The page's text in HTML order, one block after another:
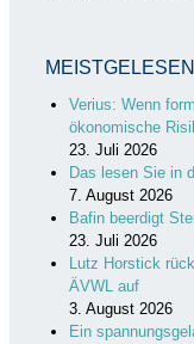
Verius: Wenn
ökonomische
23. Juli 2026
Das lesen Sie in
7. August 2026
Bafin beerdigt
23. Juli 2026
Lutz Horstick
ÄVWL auf
3. August 2026
Ein